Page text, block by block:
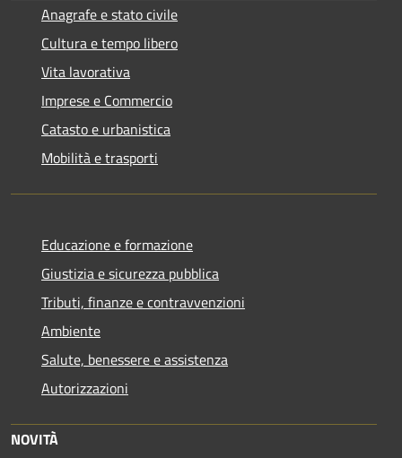
Anagrafe e stato civile
Cultura e tempo libero
Vita lavorativa
Imprese e Commercio
Catasto e urbanistica
Mobilità e trasporti
Educazione e formazione
Giustizia e sicurezza pubblica
Tributi, finanze e contravvenzioni
Ambiente
Salute, benessere e assistenza
Autorizzazioni
NOVITÀ